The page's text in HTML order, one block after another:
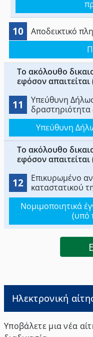
ενεργητικής
10
Αποδεικτικό
Το ακόλουθο
εφόσον
11
Υπεύθυνη
κανονισμό
Υπεύθυνη
Το ακόλουθο
εφόσον
12
Επικυρωμένο
καταστατικού
τροποποιήσεις
έγγραφα περί
Νομιμοποιητικά
(υπό
Ηλεκτρονική
Υποβάλετε μια νέα